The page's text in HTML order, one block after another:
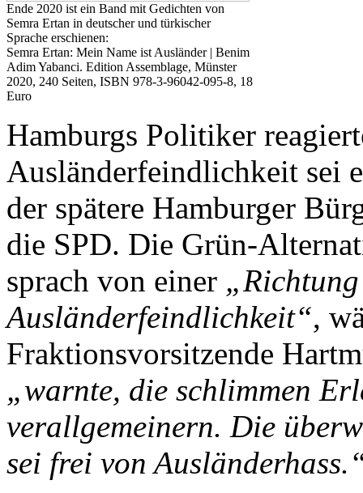
Ende 2020 ist ein Band mit Gedichten von
Semra Ertan in deutscher und türkischer
Sprache erschienen:
Semra Ertan: Mein Name ist Ausländer | Benim
Adim Yabanci. Edition Assemblage, Münster
2020, 240 Seiten, ISBN 978-3-96042-095-8, 18
Euro
Hamburgs Politiker
Ausländerfeindlichkeit sei
der spätere Hamburger
die SPD. Die Grün-
sprach von einer
Ausländerfeindlichkeit“,
Fraktionsvorsitzende
„warnte, die schlimmen
verallgemeinern. Die
sei frei von